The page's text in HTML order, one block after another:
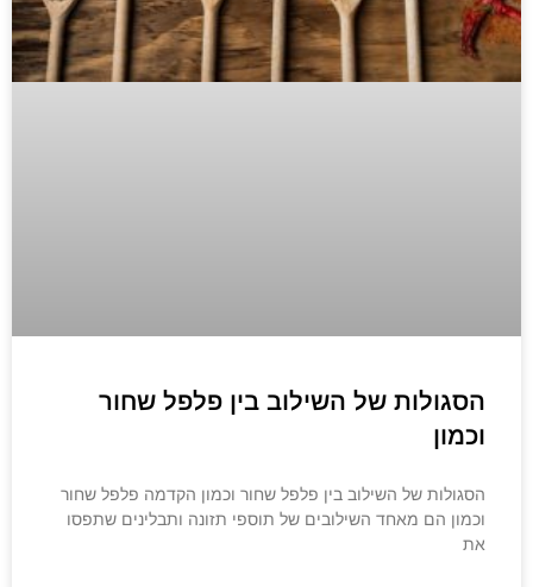
הסגולות של השילוב בין פלפל שחור
וכמון
הסגולות של השילוב בין פלפל שחור וכמון הקדמה פלפל שחור
וכמון הם מאחד השילובים של תוספי תזונה ותבלינים שתפסו
את